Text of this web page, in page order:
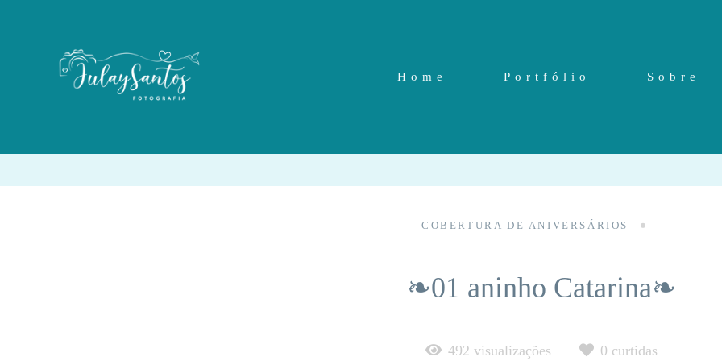
Home Portfólio Sobre
COBERTURA DE ANIVERSÁRIOS
❧01 aninho Catarina❧
492 visualizações 0 curtidas